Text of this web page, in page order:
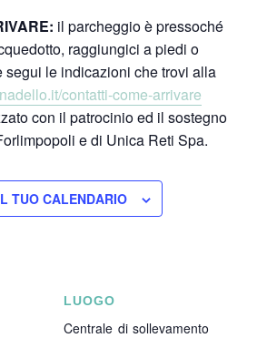
il parcheggio è pressoché
raggiungici a piedi o
segui le indicazioni che trovi alla
contatti-come-arrivare
con il patrocinio ed il sostegno
e di Unica Reti Spa.
TUO CALENDARIO
LUOGO
Centrale di sollevamento